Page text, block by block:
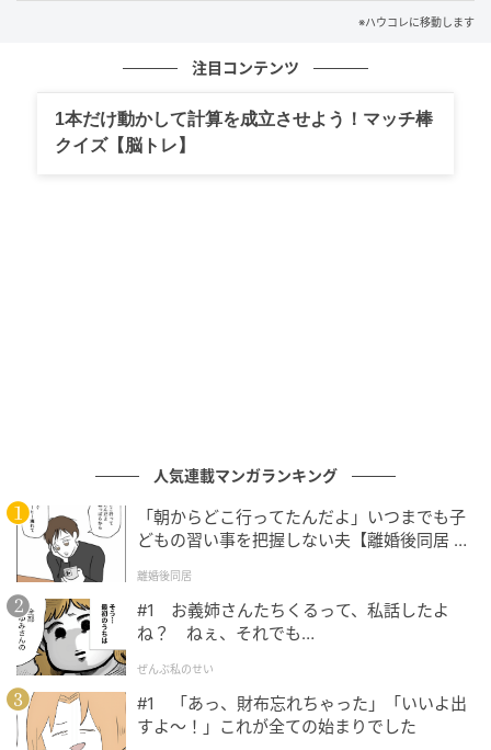
と、すぐ来てくれない？」何があったのかわからない
まま義母の家に駆けつけると、リビングの大きな桐箱
と、便箋数枚にわたる母の手紙がテーブルに広げられ
ありがとうございます」と。義母は留守電を聞かない
自分の習慣を、その日初めて省みたようでした。
翌日、義母から再び電話がかかってきました。「今
度、ご両親に直接お礼を申し上げに行きたいわ」あの
嫌味ばかりだった義母が、別人のような口調で話して
いたのです。
母にこの話を伝えると、母は受話器の向こうで「よう
やく、ご縁が始まりましたね」と笑いました。長い遠
※ハウコレに移動します
注目コンテンツ
1本だけ動かして計算を成立させよう！マッチ棒
クイズ【脳トレ】
人気連載マンガランキング
「朝からどこ行ってたんだよ」いつまでも子
どもの習い事を把握しない夫【離婚後同居 Vo
離婚後同居
#1 お義姉さんたちくるって、私話したよ
ね？ ねぇ、それでも…
ぜんぶ私のせい
#1 「あっ、財布忘れちゃった」「いいよ出
すよ〜！」これが全ての始まりでした